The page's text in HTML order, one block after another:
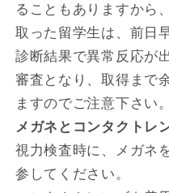
ることもありますから
取った留学生は、前日
診断結果で異常反応が
審査となり、取得まで
ますのでご注意下さい。
メガネとコンタクトレ
視力検査時に、メガネ
参してください。